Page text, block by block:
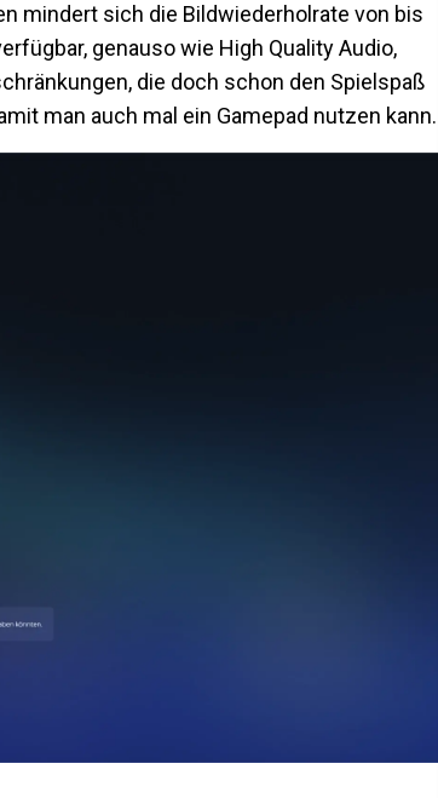
mindert sich die Bildwiederholrate von bis
genauso wie High Quality Audio,
die doch schon den Spielspaß
man auch mal ein Gamepad nutzen kann.